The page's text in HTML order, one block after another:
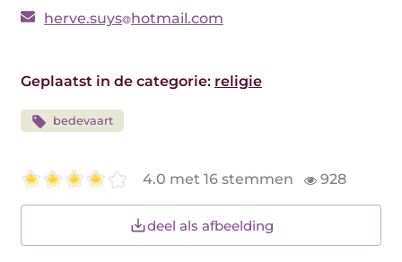
herve.suys hotmail.com
Geplaatst in de categorie: religie
bedevaart
4.0 met 16 stemmen 928
deel als afbeelding